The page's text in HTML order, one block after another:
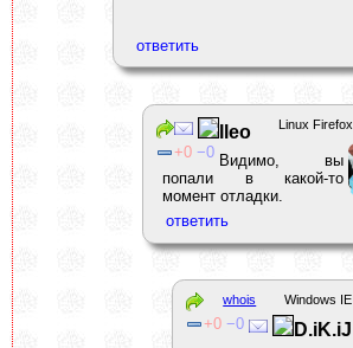
Linux Firefox
0 0
lleo
Видимо, вы
попали в какой-то
момент отладки.
Windows IE
whois
0 0 D.iK.iJ